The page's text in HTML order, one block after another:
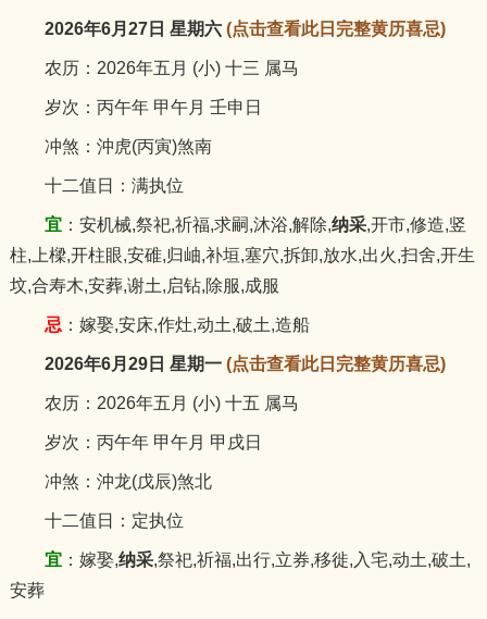
2026年6月27日 星期六 (点击查看此日完整黄历喜忌)
农历：2026年五月 (小) 十三 属马
岁次：丙午年 甲午月 壬申日
冲煞：沖虎(丙寅)煞南
十二值日：满执位
宜：安机械,祭祀,祈福,求嗣,沐浴,解除,纳采,开市,修造,竖
柱,上樑,开柱眼,安碓,归岫,补垣,塞穴,拆卸,放水,出火,扫舍,开生
坟,合寿木,安葬,谢土,启钻,除服,成服
忌 ：嫁娶,安床,作灶,动土,破土,造船
2026年6月29日 星期一 (点击查看此日完整黄历喜忌)
农历：2026年五月 (小) 十五 属马
岁次：丙午年 甲午月 甲戌日
冲煞：沖龙(戊辰)煞北
十二值日：定执位
宜：嫁娶,纳采,祭祀,祈福,出行,立券,移徙,入宅,动土,破土,
安葬